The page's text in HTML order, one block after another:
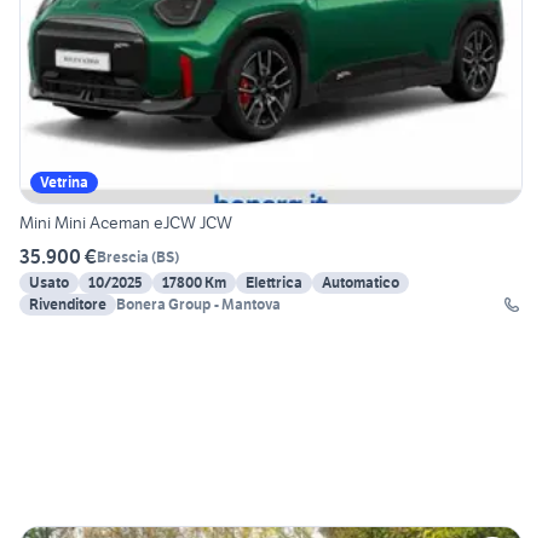
Vetrina
Mini Mini Aceman eJCW JCW
35.900 €Brescia (BS)
Usato
10/2025 17800 Km Elettrica
Automatico
Rivenditore Bonera Group - Mantova